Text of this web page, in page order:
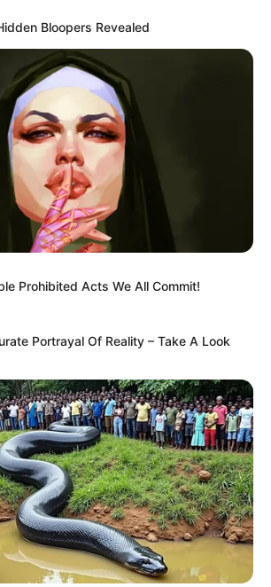
ανακοίνωση από
επιχείρηση
18.02.2026, 02:14
Χαλκίδα: Ποιες Κυριακές
θα είναι ανοιχτά τα
μαγαζιά, ποιο το ωράριο
9.01.2026, 17:25
Το κόλπο στα μαγαζιά της
Χαλκίδας για να μην
28.12.2025, 09:05
Ποια μαγαζιά είναι
Δεκεμβρίου;
25.12.2025, 08:38
1 2
Bloopers Revealed
Prohibited Acts We All Commit!
Portrayal Of Reality – Take A Look